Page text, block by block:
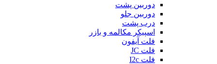
دوربین پشت
دوربین جلو
درب پشت
اسپیکر مکالمه و بازر
فلت آیفون
فلت JC
فلت I2c